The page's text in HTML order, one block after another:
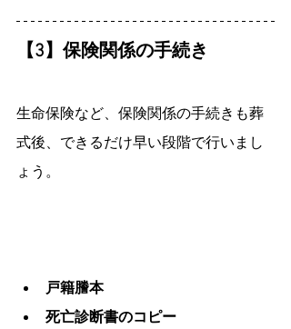
【3】保険関係の手続き
生命保険など、保険関係の手続きも葬
式後、できるだけ早い段階で行いまし
ょう。
戸籍謄本
死亡診断書のコピー